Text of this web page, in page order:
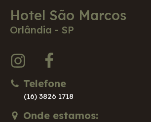
Hotel São Marcos
Orlândia - SP
Telefone
(16) 3826 1718
Onde estamos: